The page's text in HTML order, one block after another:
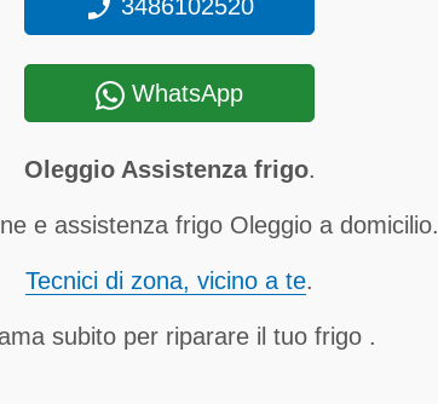
3486102520
WhatsApp
Oleggio Assistenza frigo.
e assistenza frigo Oleggio a domicilio.
Tecnici di zona, vicino a te.
subito per riparare il tuo frigo .